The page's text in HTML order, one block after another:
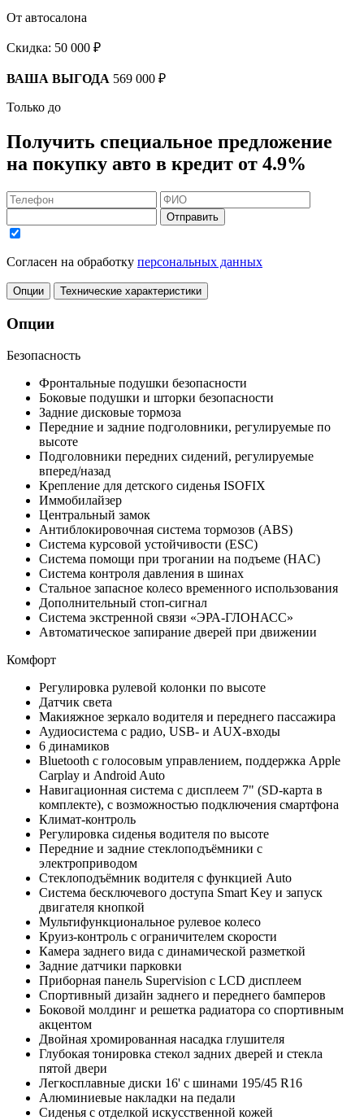
От автосалона
Скидка: 50 000 ₽
ВАША ВЫГОДА 569 000 ₽
Только до
Получить специальное предложение
на покупку авто в кредит от 4.9%
Отправить
Согласен на обработку персональных данных
Опции Технические характеристики
Опции
Безопасность
Фронтальные подушки безопасности
Боковые подушки и шторки безопасности
Задние дисковые тормоза
Передние и задние подголовники, регулируемые по
высоте
Подголовники передних сидений, регулируемые
вперед/назад
Крепление для детского сиденья ISOFIX
Иммобилайзер
Центральный замок
Антиблокировочная система тормозов (ABS)
Система курсовой устойчивости (ESC)
Система помощи при трогании на подъеме (HAC)
Система контроля давления в шинах
Стальное запасное колесо временного использования
Дополнительный стоп-сигнал
Система экстренной связи «ЭРА-ГЛОНАСС»
Автоматическое запирание дверей при движении
Комфорт
Регулировка рулевой колонки по высоте
Датчик света
Макияжное зеркало водителя и переднего пассажира
Аудиосистема с радио, USB- и AUX-входы
6 динамиков
Bluetooth с голосовым управлением, поддержка Apple
Carplay и Android Auto
Навигационная система c дисплеем 7" (SD-карта в
комплекте), с возможностью подключения смартфона
Климат-контроль
Регулировка сиденья водителя по высоте
Передние и задние стеклоподъёмники с
электроприводом
Стеклоподъёмник водителя с функцией Auto
Система бесключевого доступа Smart Key и запуск
двигателя кнопкой
Мультифункциональное рулевое колесо
Круиз-контроль с ограничителем скорости
Камера заднего вида c динамической разметкой
Задние датчики парковки
Приборная панель Supervision c LCD дисплеем
Спортивный дизайн заднего и переднего бамперов
Боковой молдинг и решетка радиатора со спортивным
акцентом
Двойная хромированная насадка глушителя
Глубокая тонировка стекол задних дверей и стекла
пятой двери
Легкосплавные диски 16' с шинами 195/45 R16
Алюминиевые накладки на педали
Сиденья с отделкой искусственной кожей